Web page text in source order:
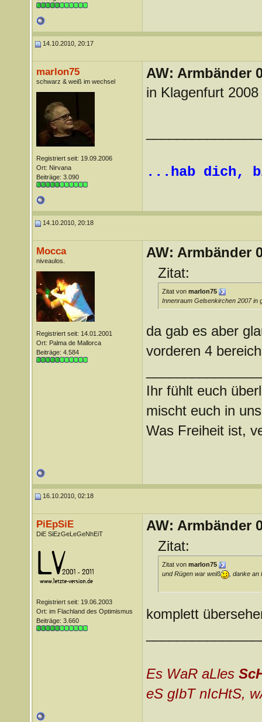
14.10.2010, 20:17
marlon75
schwarz & weiß im wechsel
Registriert seit: 19.09.2006
Ort: Nirvana
Beiträge: 3.090
AW: Armbänder
in Klagenfurt
...hab dich,
14.10.2010, 20:18
Mocca
niveaulos.
Registriert seit: 14.01.2001
Ort: Palma de Mallorca
Beiträge: 4.584
AW: Armbänder
Zitat:
Zitat von marlon75
Innenraum Gelsenkirchen 2007 in
da gab es aber
vorderen 4
Ihr fühlt euch
mischt euch in
Was Freiheit ist,
16.10.2010, 02:18
PiEpSiE
DiE SiEzGeLeGeNhEiT
Registriert seit: 19.06.2003
Ort: im Flachland des Optimismus
Beiträge: 3.660
AW: Armbänder
Zitat:
Zitat von marlon75
und Rügen war weiß
, danke an
komplett
Es WaR aLles
eS gIbT nIcHtS,